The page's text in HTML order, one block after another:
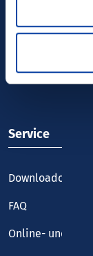
VRM-App
Service
Downloadcenter
FAQ
Online- und